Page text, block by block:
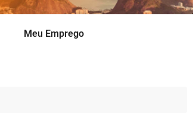
Meu Emprego